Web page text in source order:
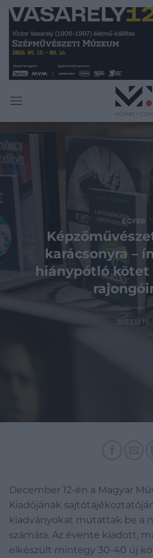
Skip
content
EGYÉB
karácsonyra –
hiánypótló kötet
2023.12.19.
December 12-én a Magyar
Kiadójának
kiadványokat mutattak be a
számára. Az évente kiadott,
elkészült mintegy 30-40 új